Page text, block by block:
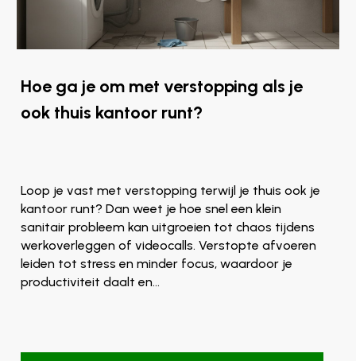
Hoe ga je om met verstopping als je
ook thuis kantoor runt?
Loop je vast met verstopping terwijl je thuis ook je
kantoor runt? Dan weet je hoe snel een klein
sanitair probleem kan uitgroeien tot chaos tijdens
werkoverleggen of videocalls. Verstopte afvoeren
leiden tot stress en minder focus, waardoor je
productiviteit daalt en…